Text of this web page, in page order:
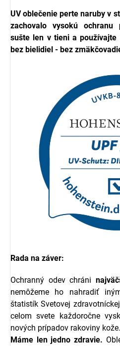
UV oblečenie perte naruby v
zachovalo vysokú ochranu
sušte len v tieni a
bez bielidiel - bez
Rada na záver:
Ochranný odev chráni
nemôžeme ho nahradiť
štatistík Svetovej
celom svete každoročne
nových prípadov rakoviny kože.
Máme len jedno zdravie.